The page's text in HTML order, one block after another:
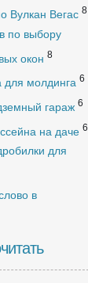
Вулкан Вегас 8
по выбору
окон 8
молдинга 6
гараж 6
на даче 6
для
в